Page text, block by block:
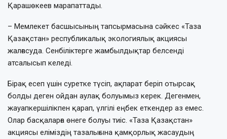
Қарашөкеев марапаттады.
– Мемлекет басшысының тапсырмасына сәйкес «Таза
Қазақстан» республикалық экологиялық акциясы
жалғасуда. Сенбіліктерге жамбылдықтар белсенді
атсалысып келеді.
Бірақ есеп үшін суретке түсіп, ақпарат беріп отырсақ
болды деген ойдан аулақ болуымыз керек. Дегенмен,
жауапкершілікпен қарап, үлгілі еңбек еткендер аз емес.
Олар басқаларға өнеге болуы тиіс. «Таза Қазақстан»
акциясы еліміздің тазалығына қамқорлық жасаудың